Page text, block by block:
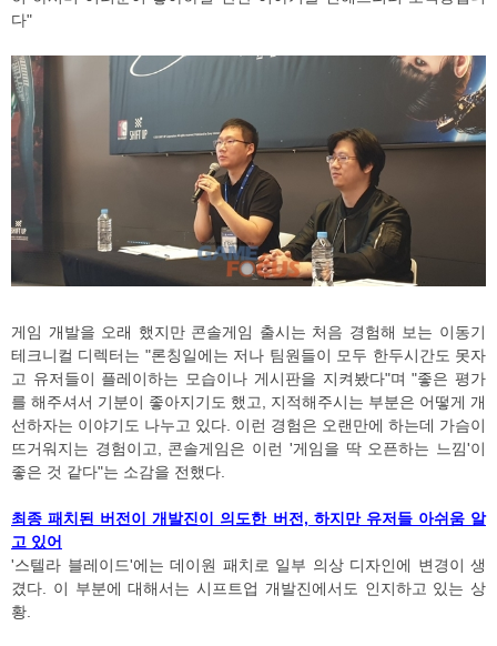
다"
게임 개발을 오래 했지만 콘솔게임 출시는 처음 경험해 보는 이동기
테크니컬 디렉터는 "론칭일에는 저나 팀원들이 모두 한두시간도 못자
고 유저들이 플레이하는 모습이나 게시판을 지켜봤다"며 "좋은 평가
를 해주셔서 기분이 좋아지기도 했고, 지적해주시는 부분은 어떻게 개
선하자는 이야기도 나누고 있다. 이런 경험은 오랜만에 하는데 가슴이
뜨거워지는 경험이고, 콘솔게임은 이런 '게임을 딱 오픈하는 느낌'이
좋은 것 같다"는 소감을 전했다.
최종 패치된 버전이 개발진이 의도한 버전, 하지만 유저들 아쉬움 알
고 있어
'스텔라 블레이드'에는 데이원 패치로 일부 의상 디자인에 변경이 생
겼다. 이 부분에 대해서는 시프트업 개발진에서도 인지하고 있는 상
황.